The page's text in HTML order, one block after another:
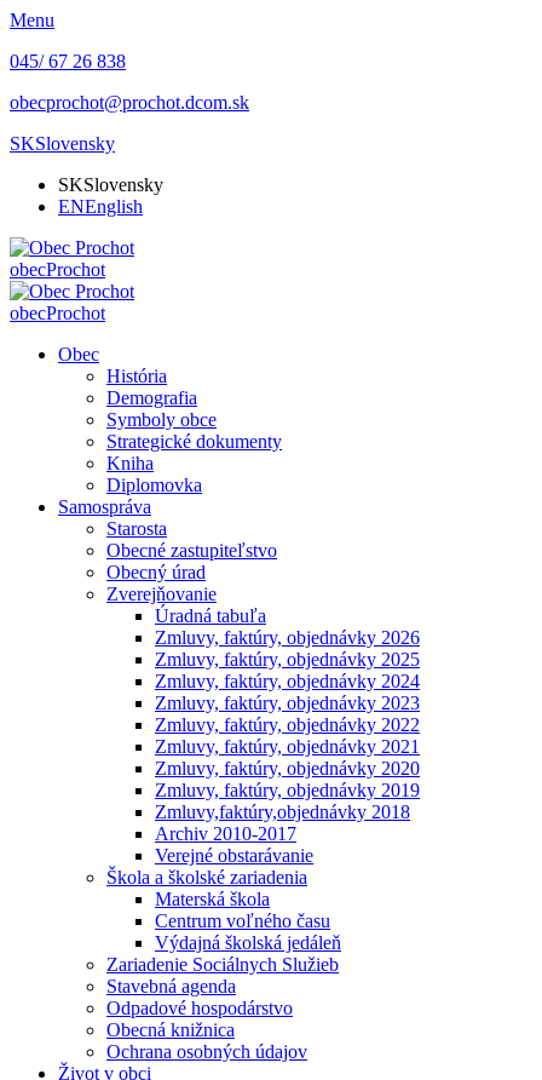
Menu
045/ 67 26 838
obecprochot@prochot.dcom.sk
SKSlovensky
SKSlovensky
ENEnglish
obecProchot
obecProchot
Obec
História
Demografia
Symboly obce
Strategické dokumenty
Kniha
Diplomovka
Samospráva
Starosta
Obecné zastupiteľstvo
Obecný úrad
Zverejňovanie
Úradná tabuľa
Zmluvy, faktúry, objednávky 2026
Zmluvy, faktúry, objednávky 2025
Zmluvy, faktúry, objednávky 2024
Zmluvy, faktúry, objednávky 2023
Zmluvy, faktúry, objednávky 2022
Zmluvy, faktúry, objednávky 2021
Zmluvy, faktúry, objednávky 2020
Zmluvy, faktúry, objednávky 2019
Zmluvy,faktúry,objednávky 2018
Archiv 2010-2017
Verejné obstarávanie
Škola a školské zariadenia
Materská škola
Centrum voľného času
Výdajná školská jedáleň
Zariadenie Sociálnych Služieb
Stavebná agenda
Odpadové hospodárstvo
Obecná knižnica
Ochrana osobných údajov
Život v obci